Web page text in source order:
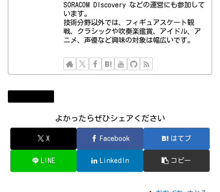
SORACOM DIscovery などの運営にも参加して
います。
技術分野以外では、フィギュアスケート観
戦、クラシックや吹奏楽鑑賞、アイドル、ア
ニメ、声優など興味の対象は幅広いです。
よかったらぜひシェアください
X Facebook はてブ
LINE LinkedIn コピー